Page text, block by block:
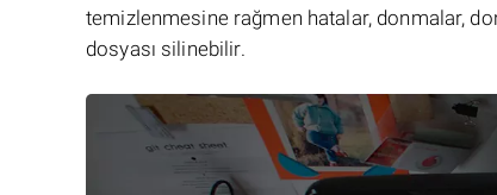
temizlenmesine rağmen hatalar, donmalar,
dosyası silinebilir.